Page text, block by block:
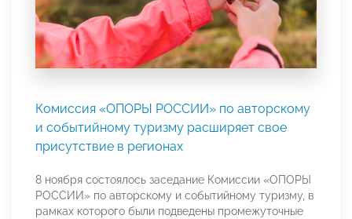
Комиссия «ОПОРЫ РОССИИ» по авторскому
и событийному туризму расширяет свое
присутствие в регионах
8 ноября состоялось заседание Комиссии «ОПОРЫ
РОССИИ» по авторскому и событийному туризму, в
рамках которого были подведены промежуточные